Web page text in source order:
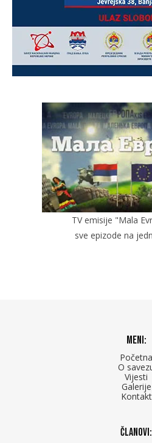
TV emisije "Mala
sve epizode na
Meni:
Početna
O
Vijesti
Galerije
Kontakt
Članovi: